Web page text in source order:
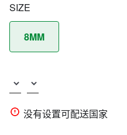
SIZE
8MM
没有设置可配送国家